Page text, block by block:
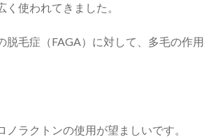
使われてきました。
毛症（FAGA）に対して、多毛の作
ラクトンの使用が望ましいです。